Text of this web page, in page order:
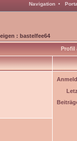
Navigation •
: bastelfee64
Profil